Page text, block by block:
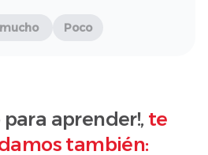
Poco
para aprender!, te
también: